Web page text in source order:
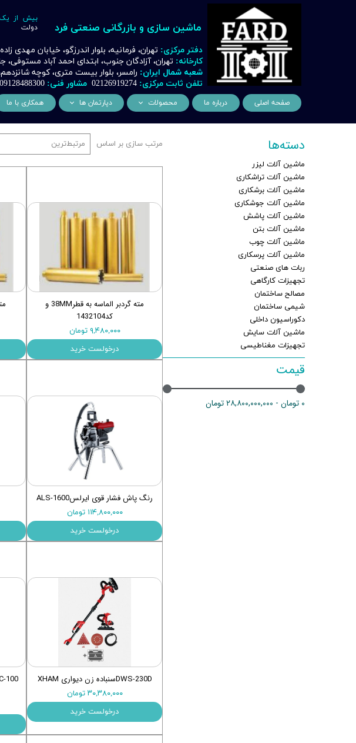
دفتر مرکزی: تهران، فرمانیه، بلوار اندرزگو، خیابان مهدی
کارخانه: تهران، آزادگان جنوب، ابتدای احمد آباد
شعبه شمال ایران: رامسر، بلوار بیست متری، کوچه
تلفن ثابت مرکزی: 02126919274 مشاور فنی:
ماشین سازی و بازرگانی صنعتی فرد
بیش از یک
دولت
صفحه اصلی درباره ما محصولات
ماشین آلات و تجهیزات تراشکاری
ماشین آلات و تجهیزات پاشش
ماشین آلات و تجهیزات چوب
ماشین آلات و تجهیزات بتن
ماشین آلات و تجهیزات پرسکاری
ماشین آلات و تجهیزات کارگاهی
ماشین آلات و تجهیزات رباتیک
مصالح ساختمان
شیمی ساختمان
دپارتمان ها
دکوراسیون فرد
همکاری با ما
دسته‌ها
ماشین آلات لیزر
ماشین آلات تراشکاری
ماشین آلات برشکاری
ماشین آلات جوشکاری
ماشین آلات پاشش
ماشین آلات بتن
ماشین آلات چوب
ماشین آلات پرسکاری
ربات های صنعتی
تجهیزات کارگاهی
مصالح ساختمان
شیمی ساختمان
دکوراسیون داخلی
ماشین آلات سایش
تجهیزات مغناطیسی
قیمت
۰ تومان - ۲۸,۸۰۰,۰۰۰,۰۰۰ تومان
مرتب سازی بر اساس مرتبط‌ترین
مته گردبر الماسه به قطر38MM و
کد1432104
۹,۴۸۰,۰۰۰ تومان
درخولست خرید
رنگ پاش فشار قوی ایرلسALS-1600
۱۱۴,۸۰۰,۰۰۰ تومان
درخولست خرید
DWS-230Dسنباده زن دیواری XHAM
۳۰,۳۸۰,۰۰۰ تومان
درخولست خرید